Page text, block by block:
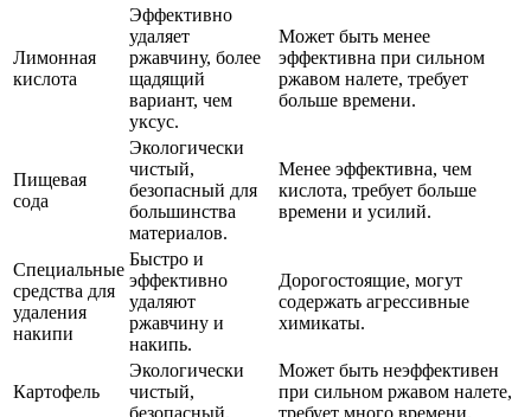
Лимонная
кислота
Эффективно
удаляет
ржавчину, более
щадящий
вариант, чем
уксус.
Может быть менее
эффективна при сильном
ржавом налете, требует
больше времени.
Пищевая
сода
Экологически
чистый,
безопасный для
большинства
материалов.
Менее эффективна, чем
кислота, требует больше
времени и усилий.
Специальные
средства для
удаления
накипи
Быстро и
эффективно
удаляют
ржавчину и
накипь.
Дорогостоящие, могут
содержать агрессивные
химикаты.
Картофель
Экологически
чистый,
безопасный.
Может быть неэффективен
при сильном ржавом налете,
требует много времени.